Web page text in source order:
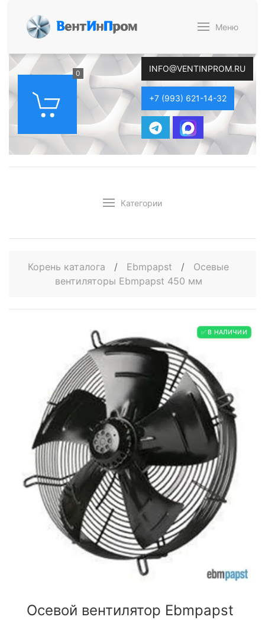
ВентИнПром Меню
0 INFO@VENTINPROM.RU
+7 (993) 621-14-32
Категории
Корень каталога / Ebmpapst /
Осевые
вентиляторы Ebmpapst 450 мм
✅ В НАЛИЧИИ
Осевой вентилятор Ebmpapst